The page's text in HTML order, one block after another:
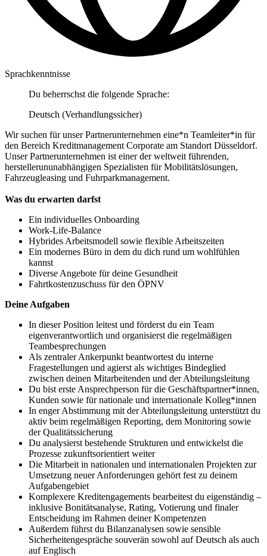
Sprachkenntnisse
Du beherrschst die folgende Sprache:
Deutsch (Verhandlungssicher)
Wir suchen für unser Partnerunternehmen eine*n Teamleiter*in für
den Bereich Kreditmanagement Corporate am Standort Düsseldorf.
Unser Partnerunternehmen ist einer der weltweit führenden,
herstellerununabhängigen Spezialisten für Mobilitätslösungen,
Fahrzeugleasing und Fuhrparkmanagement.
Was du erwarten darfst
Ein individuelles Onboarding
Work-Life-Balance
Hybrides Arbeitsmodell sowie flexible Arbeitszeiten
Ein modernes Büro in dem du dich rund um wohlfühlen
kannst
Diverse Angebote für deine Gesundheit
Fahrtkostenzuschuss für den ÖPNV
Deine Aufgaben
In dieser Position leitest und förderst du ein Team
eigenverantwortlich und organisierst die regelmäßigen
Teambesprechungen
Als zentraler Ankerpunkt beantwortest du interne
Fragestellungen und agierst als wichtiges Bindeglied
zwischen deinen Mitarbeitenden und der Abteilungsleitung
Du bist erste Ansprechperson für die Geschäftspartner*innen,
Kunden sowie für nationale und internationale Kolleg*innen
In enger Abstimmung mit der Abteilungsleitung unterstützt du
aktiv beim regelmäßigen Reporting, dem Monitoring sowie
der Qualitätssicherung
Du analysierst bestehende Strukturen und entwickelst die
Prozesse zukunftsorientiert weiter
Die Mitarbeit in nationalen und internationalen Projekten zur
Umsetzung neuer Anforderungen gehört fest zu deinem
Aufgabengebiet
Komplexere Kreditengagements bearbeitest du eigenständig –
inklusive Bonitätsanalyse, Rating, Votierung und finaler
Entscheidung im Rahmen deiner Kompetenzen
Außerdem führst du Bilanzanalysen sowie sensible
Sicherheitengespräche souverän sowohl auf Deutsch als auch
auf Englisch